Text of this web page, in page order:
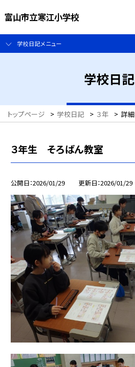
富山市立寒江小学校
学校日記メニュー
学校日記
トップページ > 学校日記 > ３年 > 詳細
３年生 そろばん教室
公開日 2026/01/29 更新日 2026/01/29